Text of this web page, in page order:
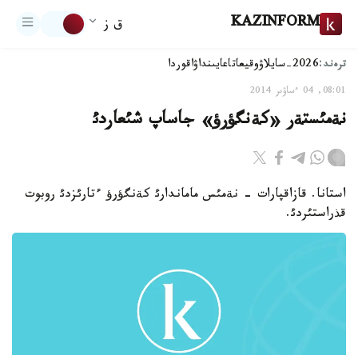
KAZINFORM ق ز
ترەند:2026-سايلاۋ وقيعاتاعايىنداۋاقوردا
08:01, 04 ءساۋىر 2014
نةمئستةر «كةنگؤرؤ» جاساپ شئعاردئ
استانا. قازاقپارات - نةمئس ماماندارئ كةنگؤرؤ ءتارئزدئ روبوت
قذراستئردئ.